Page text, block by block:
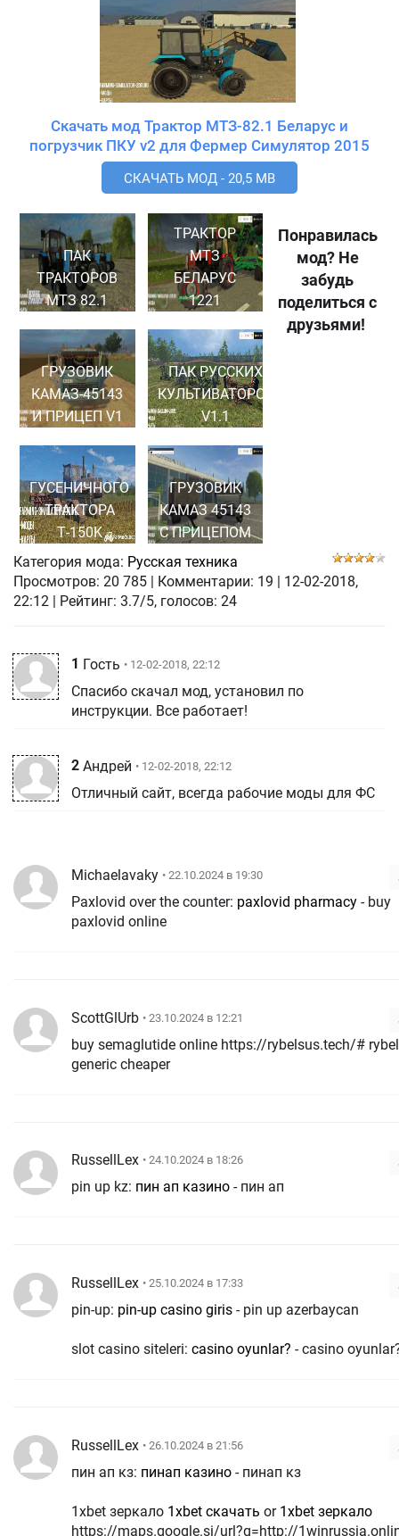
Скачать мод Трактор МТЗ-82.1 Беларус и
погрузчик ПКУ v2 для Фермер Симулятор 2015
СКАЧАТЬ МОД - 20,5 MB
ПАК
ТРАКТОРОВ
МТЗ 82.1
ТРАКТОР
МТЗ
БЕЛАРУС
1221
ГРУЗОВИК
КАМАЗ-45143
И ПРИЦЕП V1
ПАК РУССКИХ
КУЛЬТИВАТОРОВ
V1.1
ГУСЕНИЧНОГО
ТРАКТОРА
Т-150K
ГРУЗОВИК
КАМАЗ 45143
С ПРИЦЕПОМ
Понравилась
мод? Не
забудь
поделиться с
друзьями!
Категория мода: Русская техника
Просмотров: 20 785 Комментарии: 19
12-02-2018,
22:12
| Рейтинг: 3.7/5, голосов: 24
1 Гость • 12-02-2018, 22:12
Спасибо скачал мод, установил по
инструкции. Все работает!
2 Андрей • 12-02-2018, 22:12
Отличный сайт, всегда рабочие моды для ФС
Michaelavaky • 22.10.2024 в 19:30
Paxlovid over the counter: paxlovid pharmacy - buy
paxlovid online
ScottGlUrb • 23.10.2024 в 12:21
buy semaglutide online https://rybelsus.tech/#
generic cheaper
RussellLex • 24.10.2024 в 18:26
pin up kz: пин ап казино - пин ап
RussellLex • 25.10.2024 в 17:33
pin-up: pin-up casino giris - pin up azerbaycan
slot casino siteleri: casino oyunlar? - casino
RussellLex • 26.10.2024 в 21:56
пин ап кз: пинап казино - пинап кз
1xbet зеркало 1xbet скачать or 1xbet зеркало
https://maps.google.si/url?q=http://